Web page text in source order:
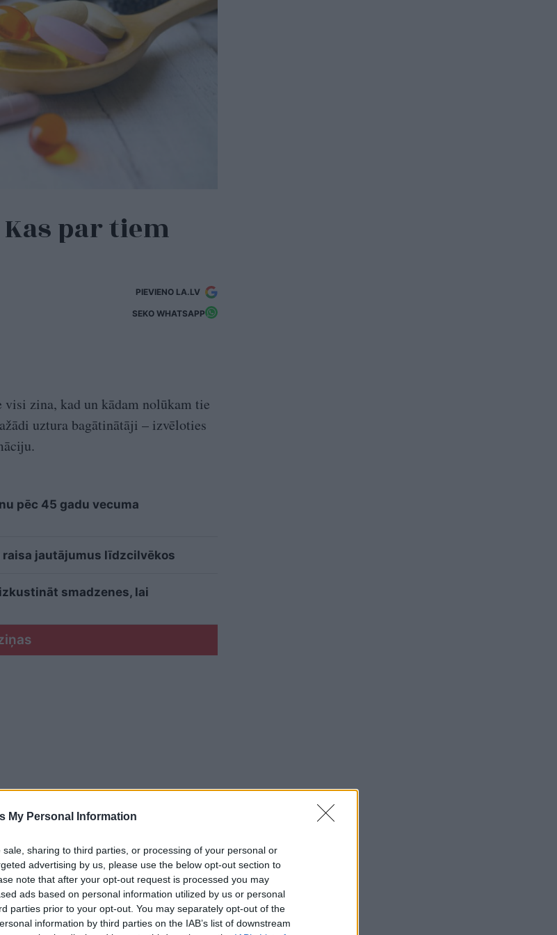
My Personal Information
sharing to third parties, or processing of your personal or
advertising by us, please use the below opt-out section to
note that after your opt-out request is processed you may
ads based on personal information utilized by us or personal
parties prior to your opt-out. You may separately opt-out of the
information by third parties on the IAB’s list of downstream
par tiem
PIEVIENO LA.LV
SEKO WHATSAPP
zina, kad un kādam nolūkam tie
uztura bagātinātāji – izvēloties
pēc 45 gadu vecuma
jautājumus līdzcilvēkos
smadzenes, lai
visvairāk lieto D vitamību,